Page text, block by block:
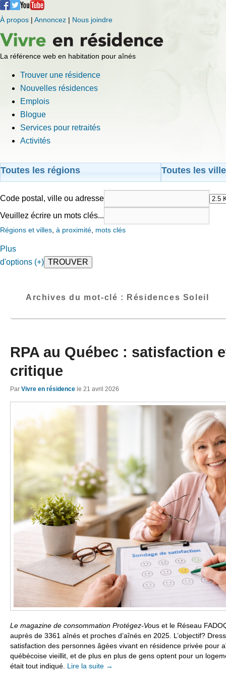
À propos | Annoncez | Nous joindre
La référence web en habitation pour aînés
Trouver une résidence
Nouvelles résidences
Emplois
Blogue
Services pour retraités
Activités
Toutes les régions Toutes les
Code postal, ville ou adresse
Veuillez écrire un mots clés...
Régions et villes à proximité mots clés
Plus
d'options (+)
Archives du mot-clé : Résidences Soleil
RPA au Québec : satisfaction
critique
Par Vivre en résidence le 21 avril 2026
Le magazine de consommation Protégez-Vous et le Réseau
auprès de 3361 aînés et proches d’aînés en 2025. L’objectif?
satisfaction des personnes âgées vivant en résidence privée pour
québécoise vieillit, et de plus en plus de gens optent pour un
était tout indiqué. Lire la suite →